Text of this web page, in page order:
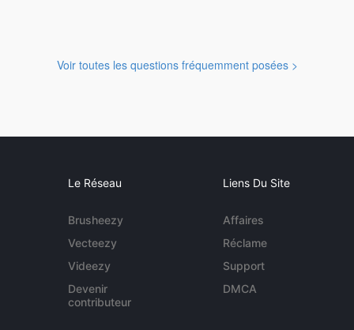
Voir toutes les questions fréquemment posées >
Le Réseau
Brusheezy
Vecteezy
Videezy
Devenir
contributeur
Liens Du Site
Affaires
Réclame
Support
DMCA